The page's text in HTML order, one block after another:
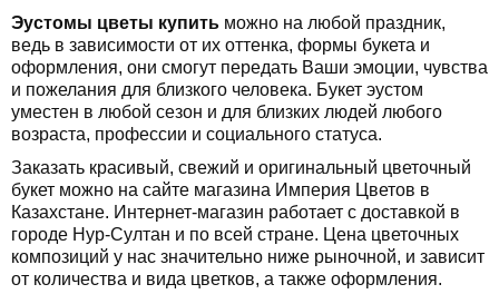
Эустомы цветы купить можно на любой праздник,
ведь в зависимости от их оттенка, формы букета и
оформления, они смогут передать Ваши эмоции, чувства
и пожелания для близкого человека. Букет эустом
уместен в любой сезон и для близких людей любого
возраста, профессии и социального статуса.
Заказать красивый, свежий и оригинальный цветочный
букет можно на сайте магазина Империя Цветов в
Казахстане. Интернет-магазин работает с доставкой в
городе Нур-Султан и по всей стране. Цена цветочных
композиций у нас значительно ниже рыночной, и зависит
от количества и вида цветков, а также оформления.